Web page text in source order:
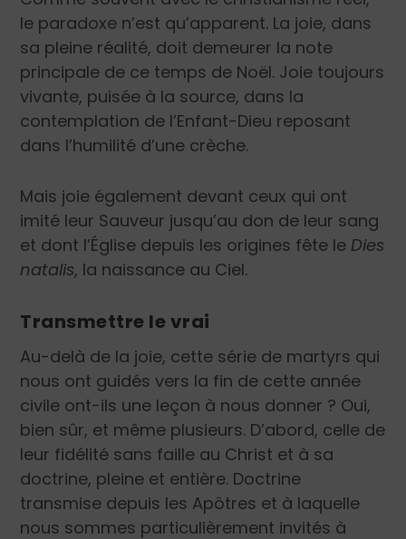
le paradoxe n’est qu’apparent. La joie, dans
sa pleine réalité, doit demeurer la note
principale de ce temps de Noël. Joie toujours
vivante, puisée à la source, dans la
contemplation de l’Enfant-Dieu reposant
dans l’humilité d’une crèche.
Mais joie également devant ceux qui ont
imité leur Sauveur jusqu’au don de leur sang
et dont l’Église depuis les origines fête le Dies
natalis, la naissance au Ciel.
Transmettre le vrai
Au-delà de la joie, cette série de martyrs qui
nous ont guidés vers la fin de cette année
civile ont-ils une leçon à nous donner ? Oui,
bien sûr, et même plusieurs. D’abord, celle de
leur fidélité sans faille au Christ et à sa
doctrine, pleine et entière. Doctrine
transmise depuis les Apôtres et à laquelle
nous sommes particulièrement invités à